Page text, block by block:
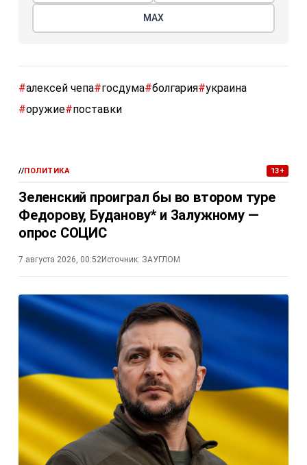
МАХ
#алексей чепа#госдума#болгария#украина
#оружие#поставки
//ПОЛИТИКА 13+
Зеленский проиграл бы во втором туре
Федорову, Буданову* и Залужному —
опрос СОЦИС
7 августа 2026, 00:52Источник: ЗАУГЛОМ